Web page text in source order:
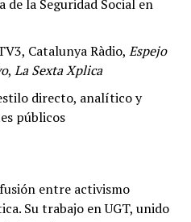
la Seguridad Social en
Catalunya Ràdio, Espejo
, La Sexta Xplica
directo, analítico y
públicos
entre activismo
Su trabajo en UGT, unido